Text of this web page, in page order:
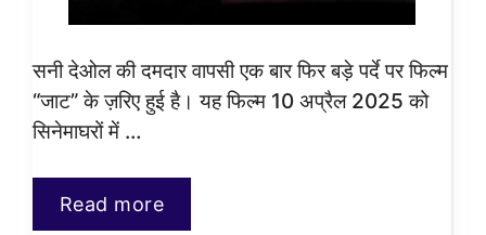
सनी देओल की दमदार वापसी एक बार फिर बड़े पर्दे पर फिल्म
“जाट” के ज़रिए हुई है। यह फिल्म 10 अप्रैल 2025 को
सिनेमाघरों में …
Read more